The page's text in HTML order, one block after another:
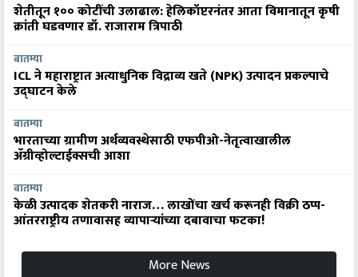
शेतीतून १०० कोटींची उलाढाल: हेलिकॉप्टरनंतर आता विमानातून कृषी
क्रांती घडवणार डॉ. राजाराम त्रिपाठी
बातम्या
ICL ने महाराष्ट्रात अत्याधुनिक विद्राव्य खते (NPK) उत्पादन प्रकल्पाचे
उद्घाटन केले
बातम्या
भारताच्या ग्रामीण अर्थव्यवस्थेसाठी एफपीओ-नेतृत्वाखालील
अ‍ॅग्रीव्होल्टाईक्सची आशा
बातम्या
केळी उत्पादक शेतकरी नाराज… लाखोंचा खर्च करूनही विक्री ठप्प-
आंतरराष्ट्रीय तणावासह व्यापाऱ्यांच्या दबावाचा फटका!
More News